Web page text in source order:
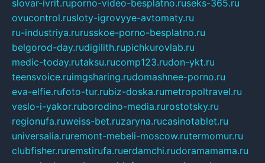
slovar-ivrit.ruporno-video-besplatno.ruseks-365.ru
ovucontrol.rusloty-igrovyye-avtomaty.ru
ru-industriya.rurusskoe-porno-besplatno.ru
belgorod-day.rudigilith.rupichkurovlab.ru
medic-today.rutaksu.rucomp123.rudon-ykt.ru
teensvoice.ruimgsharing.rudomashnee-porno.ru
eva-elfie.rufoto-tur.rubiz-doska.rumetropoltravel.ru
veslo-i-yakor.ruborodino-media.rurostotsky.ru
regionufa.ruweiss-bet.ruzaryna.rucasinotablet.ru
universalia.ruremont-mebeli-moscow.rutermomur.ru
clubfisher.ruremstirufa.ruerdamchi.rudoramamama.ru